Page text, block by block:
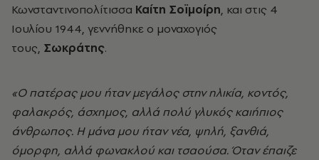
Κωνσταντινοπολίτισσα Καίτη Σοϊμοίρη, και στις 4
Ιουλίου 1944, γεννήθηκε ο μοναχογιός
τους, Σωκράτης.
«Ο πατέρας μου ήταν μεγάλος στην ηλικία, κοντός,
φαλακρός, άσχημος, αλλά πολύ γλυκός καιήπιος
άνθρωπος. Η μάνα μου ήταν νέα, ψηλή, ξανθιά,
όμορφη, αλλά φωνακλού και τσαούσα. Όταν έπαιζε